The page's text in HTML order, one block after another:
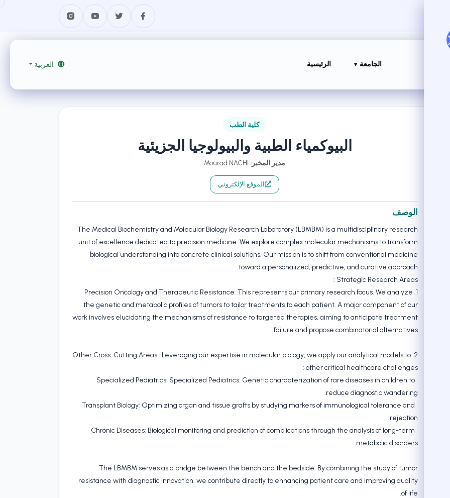
الجامعة الرئيسية العربية
كلية الطب
البيوكمياء الطبية والبيولوجيا الجزيئية
مدير المخبر:
الموقع الإلكتروني
الوصف
The Medical Biochemistry and Molecular Biology Research Laboratory (LBMBM) is a multidisciplinary research
unit of excellence dedicated to precision medicine. We explore complex molecular mechanisms to transform
biological understanding into concrete clinical solutions. Our mission is to shift from conventional medicine
toward a personalized, predictive, and curative approach.
Strategic Research Areas :
1. Precision Oncology and Therapeutic Resistance: This represents our primary research focus. We analyze
the genetic and metabolic profiles of tumors to tailor treatments to each patient. A major component of our
work involves elucidating the mechanisms of resistance to targeted therapies, aiming to anticipate treatment
failure and propose combinatorial alternatives.
2. Other Cross-Cutting Areas : Leveraging our expertise in molecular biology, we apply our analytical models to
other critical healthcare challenges :
• Specialized Pediatrics: Specialized Pediatrics: Genetic characterization of rare diseases in children to
reduce diagnostic wandering.
• Transplant Biology: Optimizing organ and tissue grafts by studying markers of immunological tolerance and
rejection.
• Chronic Diseases: Biological monitoring and prediction of complications through the analysis of long-term
metabolic disorders.
The LBMBM serves as a bridge between the bench and the bedside. By combining the study of tumor
resistance with diagnostic innovation, we contribute directly to enhancing patient care and improving quality
of life.